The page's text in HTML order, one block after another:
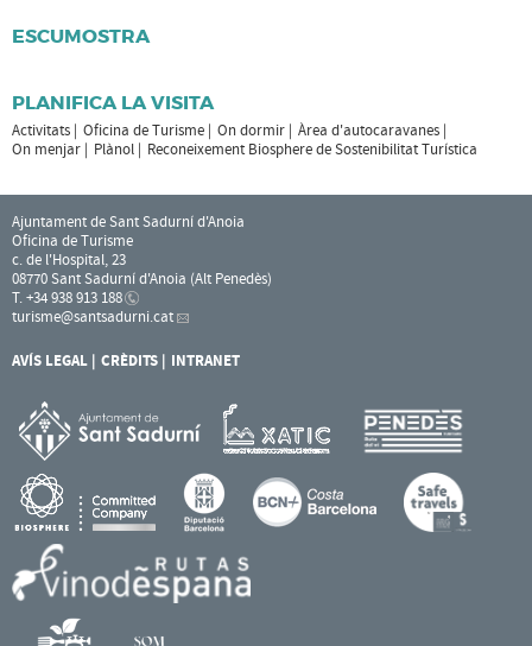
ESCUMOSTRA
PLANIFICA LA VISITA
Activitats Oficina de Turisme On dormir
Àrea d'autocaravanes
On menjar
Plànol Reconeixement Biosphere de Sostenibilitat Turística
Ajuntament de Sant Sadurní d'Anoia
Oficina de Turisme
c. de l'Hospital, 23
08770 Sant Sadurní d'Anoia (Alt Penedès)
T. +34 938 913 188
turisme@santsadurni.cat
AVÍS LEGAL CRÈDITS INTRANET